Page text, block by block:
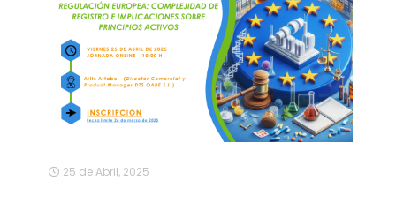
25 de Abril, 2025